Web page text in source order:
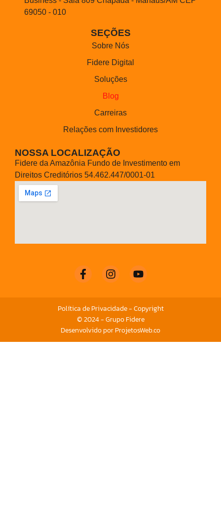
69050 - 010
SEÇÕES
Sobre Nós
Fidere Digital
Soluções
Blog
Carreiras
Relações com Investidores
NOSSA LOCALIZAÇÃO
Fidere da Amazônia Fundo de Investimento em
Direitos Creditórios 54.462.447/0001-01
Política de Privacidade - Copyright
© 2024 - Grupo Fidere
Desenvolvido por ProjetosWeb.co